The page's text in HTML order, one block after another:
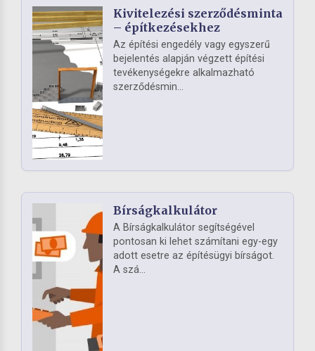
Kivitelezési szerződésminta
– építkezésekhez
Az építési engedély vagy egyszerű
bejelentés alapján végzett építési
tevékenységekre alkalmazható
szerződésmin...
Bírságkalkulátor
A Bírságkalkulátor segítségével
pontosan ki lehet számítani egy-egy
adott esetre az építésügyi bírságot.
A szá...